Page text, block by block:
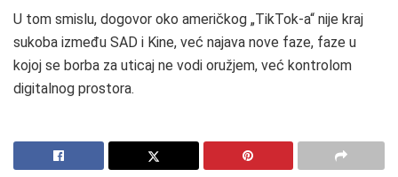
U tom smislu, dogovor oko američkog „TikTok-a“ nije kraj
sukoba između SAD i Kine, već najava nove faze, faze u
kojoj se borba za uticaj ne vodi oružjem, već kontrolom
digitalnog prostora.